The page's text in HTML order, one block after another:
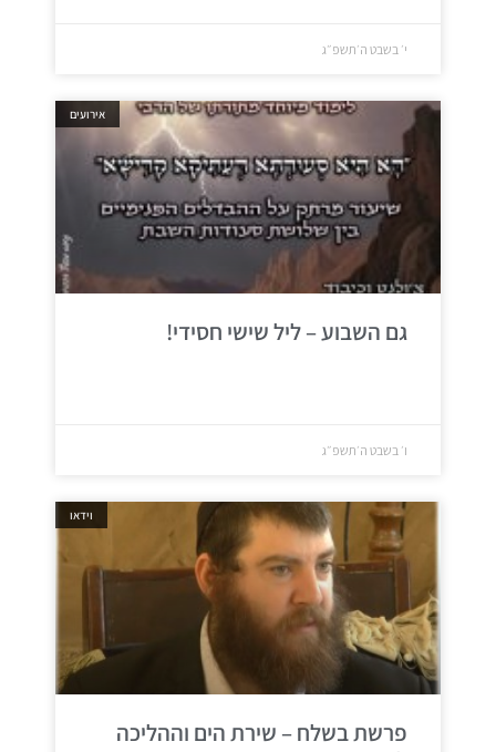
י׳ בשבט ה׳תשפ״ג
אירועים
גם השבוע – ליל שישי חסידי!
ו׳ בשבט ה׳תשפ״ג
וידאו
פרשת בשלח – שירת הים וההליכה